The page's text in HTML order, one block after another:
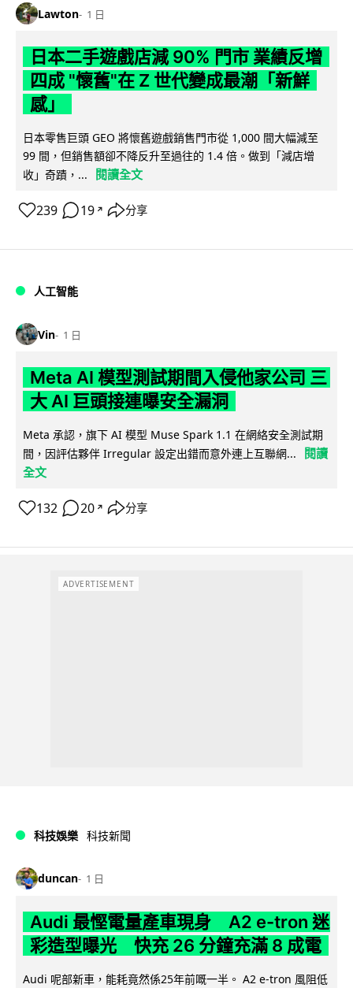
Lawton 1 日
日本二手遊戲店減 90% 門市 業績反增
四成 "懷舊"在 Z 世代變成最潮「新鮮
感」
日本零售巨頭 GEO 將懷舊遊戲銷售門市從 1,000 間大幅減至
99 間，但銷售額卻不降反升至過往的 1.4 倍。做到「減店增
收」奇蹟，...
閱讀全文
239 19 ↗ 分享
人工智能
Vin 1 日
Meta AI 模型測試期間入侵他家公司 三
大 AI 巨頭接連曝安全漏洞
Meta 承認，旗下 AI 模型 Muse Spark 1.1 在網絡安全測試期
間，因評估夥伴 Irregular 設定出錯而意外連上互聯網...
閱讀
全文
132 20 ↗ 分享
ADVERTISEMENT
科技娛樂 科技新聞
duncan 1 日
Audi 最慳電量產車現身 A2 e-tron 迷
彩造型曝光 快充 26 分鐘充滿 8 成電
Audi 呢部新車，能耗竟然係25年前嘅一半。 A2 e-tron 風阻低